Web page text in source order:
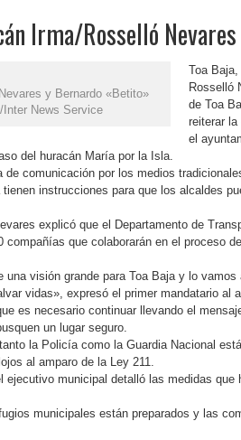
Irma/Rosselló
y Bernardo «Betito»
Inter News Service
Toa
Rosselló
de Toa
reiterar la
el
del huracán María por la Isla.
de comunicación por los medios
instrucciones para que los alcaldes
explicó que el Departamento de
compañías que colaborarán en el proceso
una visión grande para Toa Baja y lo
vidas», expresó el primer mandatario al
es necesario continuar llevando el
un lugar seguro.
la Policía como la Guardia Nacional
al amparo de la Ley 211.
ejecutivo municipal detalló las medidas que
municipales están preparados y las